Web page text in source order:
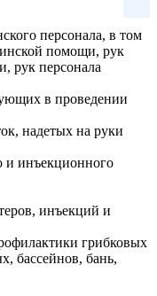
персонала, в том
помощи, рук
рук персонала
в проведении
надетых на руки
и инъекционного
инъекций и
грибковых
бассейнов, бань,